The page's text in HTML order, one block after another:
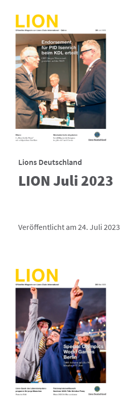
Lions Deutschland
LION Juli 2023
Veröffentlicht am 24. Juli 2023